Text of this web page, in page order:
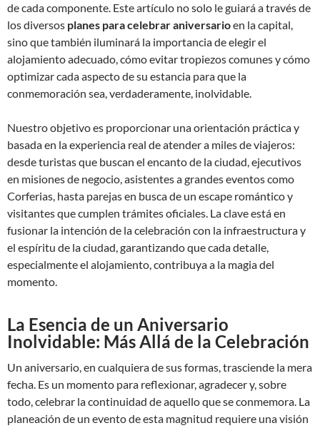
de cada componente. Este artículo no solo le guiará a través de
los diversos planes para celebrar aniversarioen la capital,
sino que también iluminará la importancia de elegir el
alojamiento adecuado, cómo evitar tropiezos comunes y cómo
optimizar cada aspecto de su estancia para que la
conmemoración sea, verdaderamente, inolvidable.
Nuestro objetivo es proporcionar una orientación práctica y
basada en la experiencia real de atender a miles de viajeros:
desde turistas que buscan el encanto de la ciudad, ejecutivos
en misiones de negocio, asistentes a grandes eventos como
Corferias, hasta parejas en busca de un escape romántico y
visitantes que cumplen trámites oficiales. La clave está en
fusionar la intención de la celebración con la infraestructura y
el espíritu de la ciudad, garantizando que cada detalle,
especialmente el alojamiento, contribuya a la magia del
momento.
La Esencia de un Aniversario
Inolvidable: Más Allá de la Celebración
Un aniversario, en cualquiera de sus formas, trasciende la mera
fecha. Es un momento para reflexionar, agradecer y, sobre
todo, celebrar la continuidad de aquello que se conmemora. La
planeación de un evento de esta magnitud requiere una visión